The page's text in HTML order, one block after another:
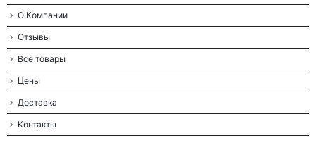
О Компании
Отзывы
Все товары
Цены
Доставка
Контакты